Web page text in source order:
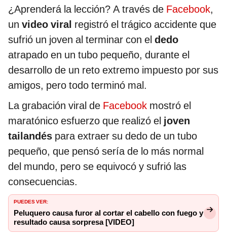
¿Aprenderá la lección? A través de Facebook,
un video viral registró el trágico accidente que
sufrió un joven al terminar con el dedo
atrapado en un tubo pequeño, durante el
desarrollo de un reto extremo impuesto por sus
amigos, pero todo terminó mal.
La grabación viral de Facebook mostró el
maratónico esfuerzo que realizó el joven
tailandés para extraer su dedo de un tubo
pequeño, que pensó sería de lo más normal
del mundo, pero se equivocó y sufrió las
consecuencias.
PUEDES VER:
Peluquero causa furor al cortar el cabello con fuego y
resultado causa sorpresa [VIDEO]